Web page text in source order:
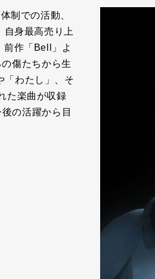
制での活動、
身最高売り上
前作「Bell」よ
傷たちから生
「わたし」、そ
た楽曲が収録
の活躍から目